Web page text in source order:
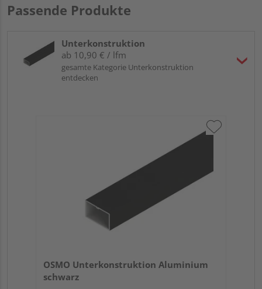
Passende Produkte
Unterkonstruktion
ab 10,90 € / lfm
gesamte Kategorie Unterkonstruktion
entdecken
OSMO Unterkonstruktion Aluminium
schwarz